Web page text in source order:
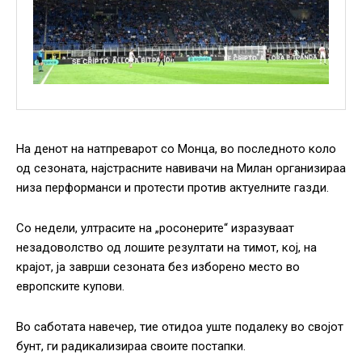
На денот на натпреварот со Монца, во последното коло
од сезоната, најстрасните навивачи на Милан организираа
низа перформанси и протести против актуелните газди.
Со недели, ултрасите на „росонерите“ изразуваат
незадоволство од лошите резултати на тимот, кој, на
крајот, ја заврши сезоната без изборено место во
европските купови.
Во саботата навечер, тие отидоа уште подалеку во својот
бунт, ги радикализираа своите постапки.